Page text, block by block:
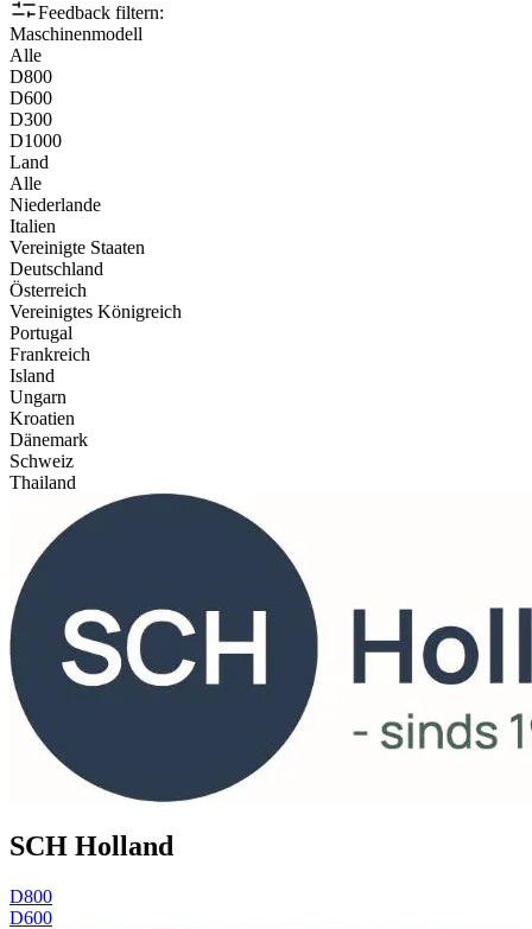
Feedback filtern:
Maschinenmodell
Alle
D800
D600
D300
D1000
Land
Alle
Niederlande
Italien
Vereinigte Staaten
Deutschland
Österreich
Vereinigtes Königreich
Portugal
Frankreich
Island
Ungarn
Kroatien
Dänemark
Schweiz
Thailand
SCH Holland
D800
D600